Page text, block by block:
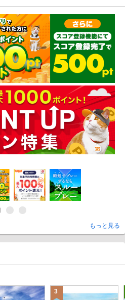
もっと見る